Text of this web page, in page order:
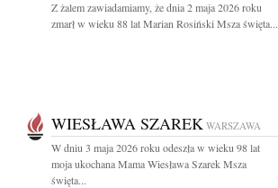
Z żalem zawiadamiamy, że dnia 2 maja 2026 roku
zmarł w wieku 88 lat Marian Rosiński Msza święta...
WIESŁAWA SZAREK WARSZAWA
W dniu 3 maja 2026 roku odeszła w wieku 98 lat
moja ukochana Mama Wiesława Szarek Msza
święta...